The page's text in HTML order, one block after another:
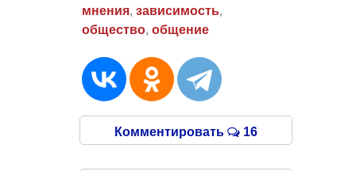
мнения, зависимость,
общество, общение
Комментировать 16